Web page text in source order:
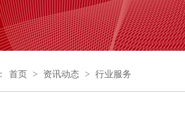
首页 > 资讯动态 > 行业服务